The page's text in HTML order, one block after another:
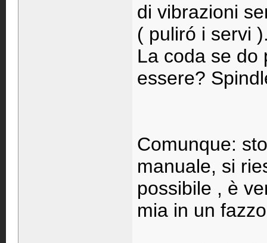
di vibrazioni
( puliró i servi
La coda se do
essere?
Comunque:
manuale, si
possibile , è
mia in un